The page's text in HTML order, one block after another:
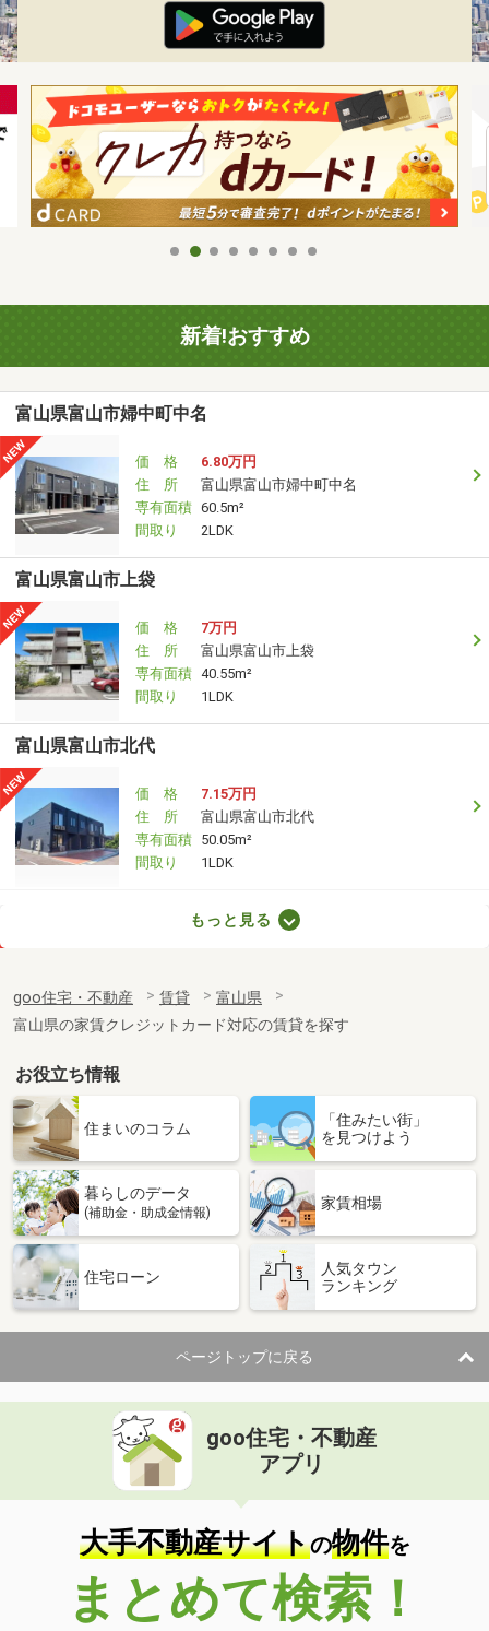
新着!おすすめ
富山県富山市婦中町中名
価 格
6.80万円
住 所
富山県富山市婦中町中名
専有面積 60.5m²
間取り
2LDK
富山県富山市上袋
価 格
7万円
住 所
富山県富山市上袋
専有面積 40.55m²
間取り
1LDK
富山県富山市北代
価 格
7.15万円
住 所
富山県富山市北代
専有面積 50.05m²
間取り
1LDK
専有面積
48.15m²
間取り
1LDK
富山県富山市赤田
価 格
6.20万円
富山県富山市赤田
専有面積 48.27m²
間取り
富山県富山市中川原
住 所
富山県富山市中川原
専有面積 61.96m²
間取り
2LDK
富山県富山市新庄北町
価 格
住 所
富山県富山市新庄北町
専有面積 50.01m²
間取り
1LDK
富山県富山市綾田町１丁目
価 格
4.50万円
もっと見る
goo住宅・不動産 賃貸
富山県
富山県の家賃クレジットカード対応の賃貸を探す
お役立ち情報
住まいのコラム
「住みたい街」
を見つけよう
暮らしのデータ
(補助金・助成金情報)
家賃相場
住宅ローン
人気タウン
ランキング
ページトップに戻る
goo住宅・不動産
アプリ
大手不動産サイトの物件を
まとめて検索！